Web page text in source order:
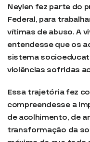
Neylen fez parte do
Federal, para
vítimas de abuso. A
entendesse que os
sistema
violências sofridas
Essa trajetória fez
compreendesse a
de acolhimento, de
transformação da